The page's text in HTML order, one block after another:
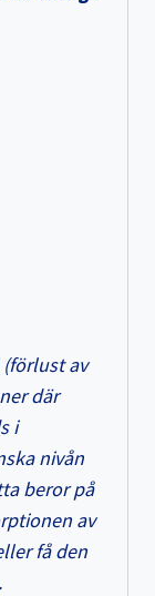
(förlust av
där
i
nivån
beror på
av
få den